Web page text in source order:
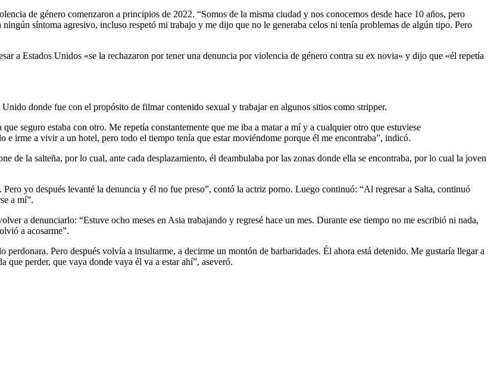
de género comenzaron a principios de 2022. “Somos de la misma ciudad y nos conocemos desde hace 10 años, pero
síntoma agresivo, incluso respetó mi trabajo y me dijo que no le generaba celos ni tenía problemas de algún tipo. Pero
a Estados Unidos «se la rechazaron por tener una denuncia por violencia de género contra su ex novia» y dijo que «él repetía
donde fue con el propósito de filmar contenido sexual y trabajar en algunos sitios como stripper.
seguro estaba con otro. Me repetía constantemente que me iba a matar a mí y a cualquier otro que estuviese
irme a vivir a un hotel, pero todo el tiempo tenía que estar moviéndome porque él me encontraba”, indicó.
de la salteña, por lo cual, ante cada desplazamiento, él deambulaba por las zonas donde ella se encontraba, por lo cual la joven
yo después levanté la denuncia y él no fue preso”, contó la actriz porno. Luego continuó: “Al regresar a Salta, continuó
a mí”.
a denunciarlo: “Estuve ocho meses en Asia trabajando y regresé hace un mes. Durante ese tiempo no me escribió ni nada,
a acosarme”.
Pero después volvía a insultarme, a decirme un montón de barbaridades. Él ahora está detenido. Me gustaría llegar a
perder, que vaya donde vaya él va a estar ahí”, aseveró.